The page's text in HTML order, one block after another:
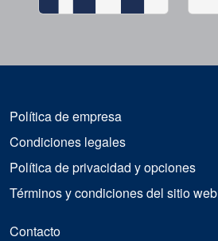
Política de empresa
Condiciones legales
Política de privacidad y opciones
Términos y condiciones del sitio web
Contacto